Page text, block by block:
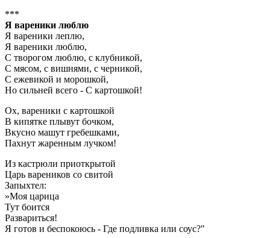
***
Я вареники люблю
Я вареники леплю,
Я вареники люблю,
С творогом люблю, с клубникой,
С мясом, с вишнями, с черникой,
С ежевикой и морошкой,
Но сильней всего - С картошкой!
Ох, вареники с картошкой
В кипятке плывут бочком,
Вкусно машут гребешками,
Пахнут жаренным лучком!
Из кастрюли приоткрытой
Царь вареников со свитой
Запыхтел:
»Моя царица
Тут боится
Развариться!
Я готов и беспокоюсь - Где подливка или соус?"